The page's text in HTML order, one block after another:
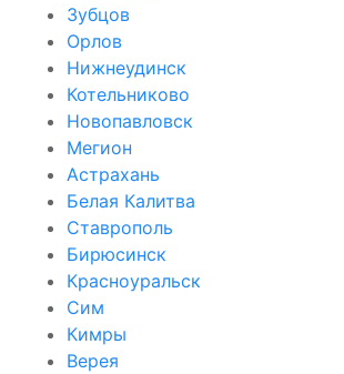
Зубцов
Орлов
Нижнеудинск
Котельниково
Новопавловск
Мегион
Астрахань
Белая Калитва
Ставрополь
Бирюсинск
Красноуральск
Сим
Кимры
Верея